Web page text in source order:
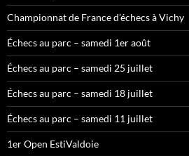
Championnat de France d’échecs à Vichy
Échecs au parc – samedi 1er août
Échecs au parc – samedi 25 juillet
Échecs au parc – samedi 18 juillet
Échecs au parc – samedi 11 juillet
1er Open EstiValdoie